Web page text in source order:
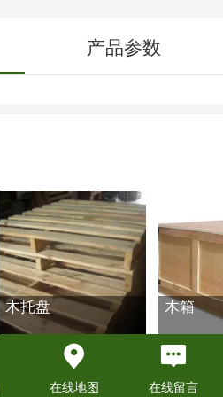
产品参数
木托盘 木箱
在线地图 在线留言